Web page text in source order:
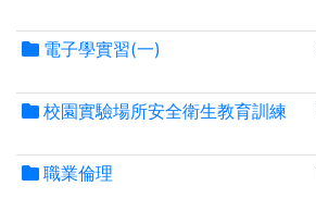
電子學實習(一)
校園實驗場所安全衛生教育訓練
職業倫理